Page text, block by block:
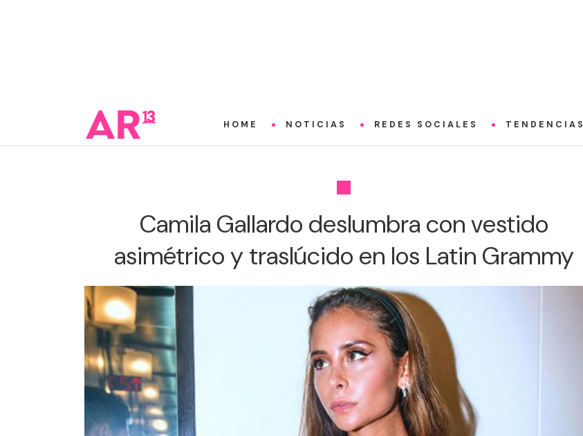
HOME NOTICIAS REDES SOCIALES TENDENCIAS
Camila Gallardo deslumbra con vestido
asimétrico y traslúcido en los Latin Grammy